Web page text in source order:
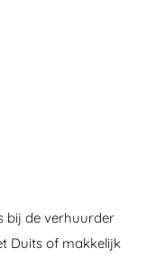
bij de verhuurder
Duits of makkelijk